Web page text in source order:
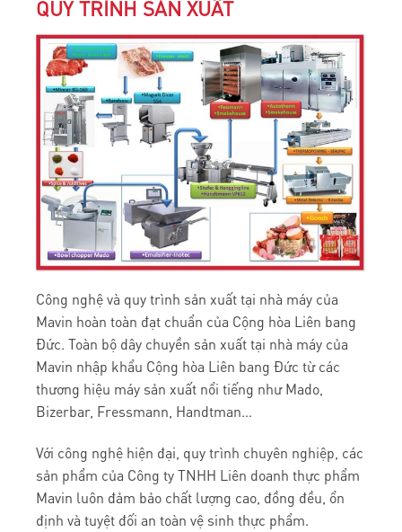
QUY TRÌNH SẢN XUẤT
Công nghệ và quy trình sản xuất tại nhà máy của
Mavin hoàn toàn đạt chuẩn của Cộng hòa Liên bang
Đức. Toàn bộ dây chuyền sản xuất tại nhà máy của
Mavin nhập khẩu Cộng hòa Liên bang Đức từ các
thương hiệu máy sản xuất nổi tiếng như Mado,
Bizerbar, Fressmann, Handtman…
Với công nghệ hiện đại, quy trình chuyên nghiệp, các
sản phẩm của Công ty TNHH Liên doanh thực phẩm
Mavin luôn đảm bảo chất lượng cao, đồng đều, ổn
định và tuyệt đối an toàn vệ sinh thực phẩm.